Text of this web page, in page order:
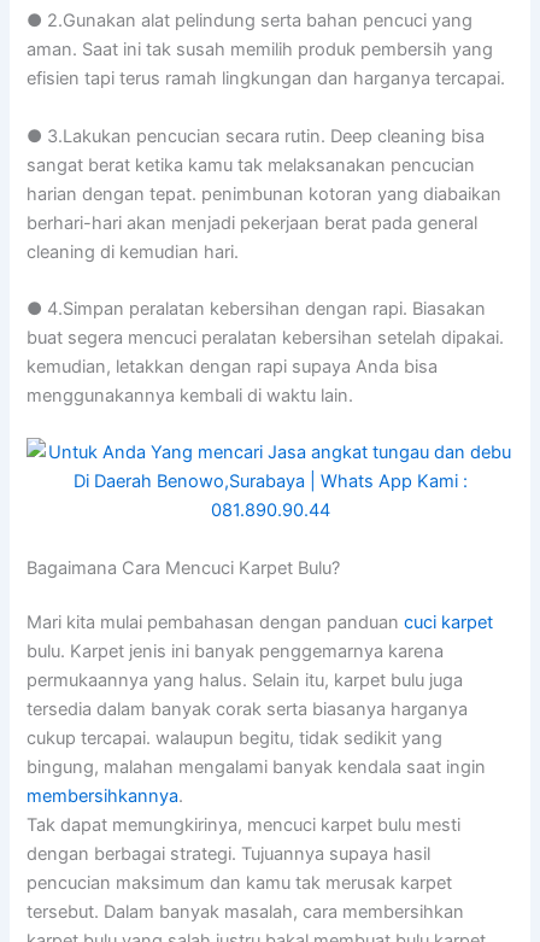
● 2.Gunakan alat pelindung serta bahan pencuci yang
aman. Saat ini tak susah memilih produk pembersih yang
efisien tapi terus ramah lingkungan dan harganya tercapai.
● 3.Lakukan pencucian secara rutin. Deep cleaning bisa
sangat berat ketika kamu tak melaksanakan pencucian
harian dengan tepat. penimbunan kotoran yang diabaikan
berhari-hari akan menjadi pekerjaan berat pada general
cleaning di kemudian hari.
● 4.Simpan peralatan kebersihan dengan rapi. Biasakan
buat segera mencuci peralatan kebersihan setelah dipakai.
kemudian, letakkan dengan rapi supaya Anda bisa
menggunakannya kembali di waktu lain.
Bagaimana Cara Mencuci Karpet Bulu?
Mari kita mulai pembahasan dengan panduancuci karpet
bulu. Karpet jenis ini banyak penggemarnya karena
permukaannya yang halus. Selain itu, karpet bulu juga
tersedia dalam banyak corak serta biasanya harganya
cukup tercapai. walaupun begitu, tidak sedikit yang
bingung, malahan mengalami banyak kendala saat ingin
membersihkannya.
Tak dapat memungkirinya, mencuci karpet bulu mesti
dengan berbagai strategi. Tujuannya supaya hasil
pencucian maksimum dan kamu tak merusak karpet
tersebut. Dalam banyak masalah, cara membersihkan